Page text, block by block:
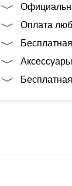
Оплата